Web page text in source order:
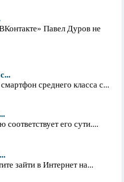
Павел Дуров не
среднего класса с...
соответствует его сути....
зайти в Интернет на...